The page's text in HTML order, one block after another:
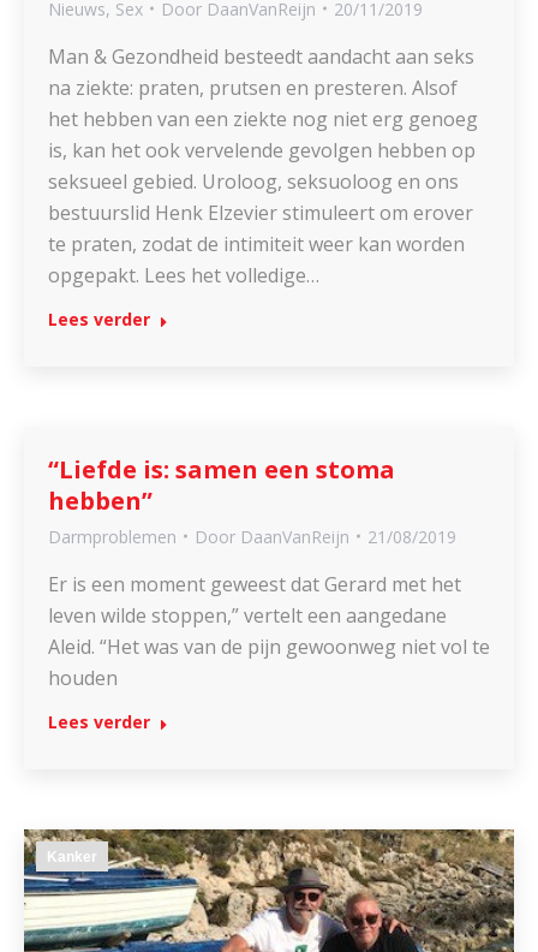
Nieuws, Sex Door DaanVanReijn 20/11/2019
Man & Gezondheid besteedt aandacht aan seks
na ziekte: praten, prutsen en presteren. Alsof
het hebben van een ziekte nog niet erg genoeg
is, kan het ook vervelende gevolgen hebben op
seksueel gebied. Uroloog, seksuoloog en ons
bestuurslid Henk Elzevier stimuleert om erover
te praten, zodat de intimiteit weer kan worden
opgepakt. Lees het volledige…
Lees verder
“Liefde is: samen een stoma
hebben”
Darmproblemen Door DaanVanReijn 21/08/2019
Er is een moment geweest dat Gerard met het
leven wilde stoppen,” vertelt een aangedane
Aleid. “Het was van de pijn gewoonweg niet vol te
houden
Lees verder
Kanker